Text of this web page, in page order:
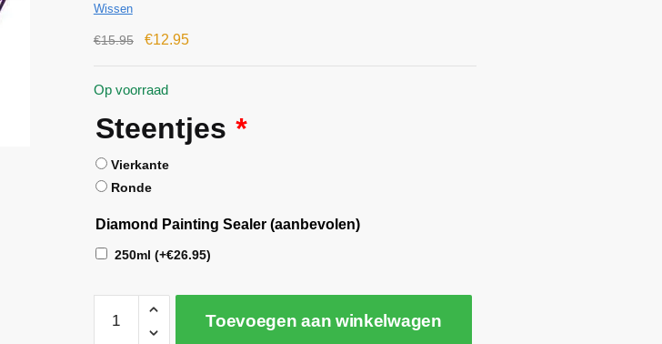
Wissen
€15.95 €12.95
Op voorraad
Steentjes *
Vierkante
Ronde
Diamond Painting Sealer (aanbevolen)
250ml (+€26.95)
Toevoegen aan winkelwagen